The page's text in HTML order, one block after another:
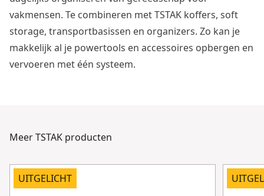
vakmensen. Te combineren met TSTAK koffers, soft
storage, transportbasissen en organizers. Zo kan je
makkelijk al je powertools en accessoires opbergen en
vervoeren met één systeem.
Bekijk video
Meer TSTAK producten
UITGELICHT